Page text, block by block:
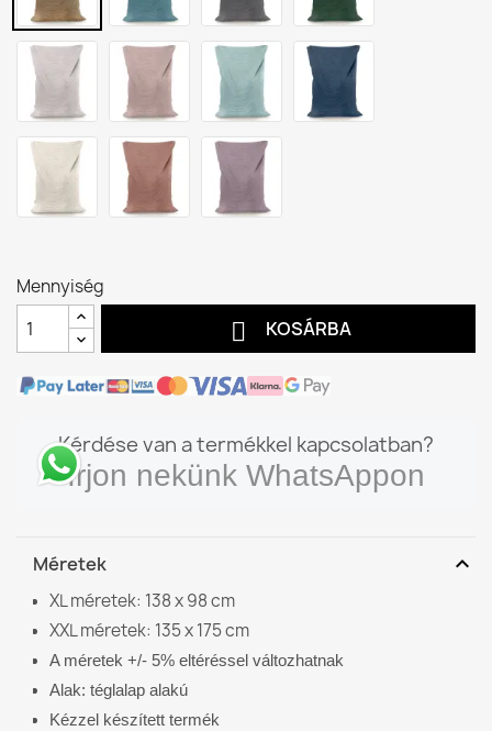
Mennyiség
 KOSÁRBA
Kérdése van a termékkel kapcsolatban?
Írjon nekünk WhatsAppon
Méretek expand_more
XL méretek: 138 x 98 cm
XXL méretek: 135 x 175 cm
A méretek +/- 5% eltéréssel változhatnak
Alak: téglalap alakú
Kézzel készített termék